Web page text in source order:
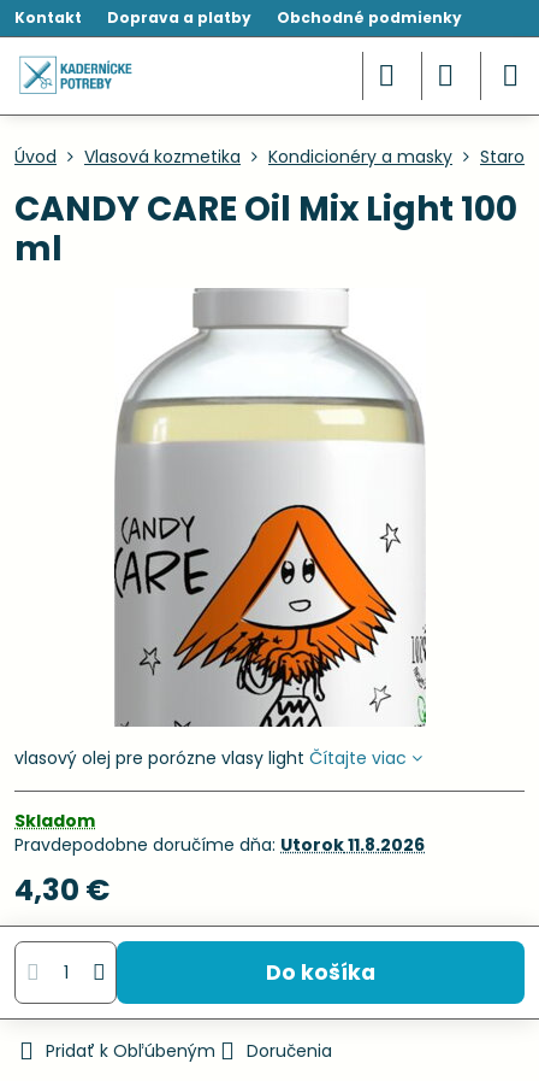
Kontakt Doprava a platby Obchodné podmienky
Úvod Vlasová kozmetika Kondicionéry a masky
CANDY CARE Oil Mix Light 100
ml
vlasový olej pre porózne vlasy light Čítajte viac
Skladom
Pravdepodobne doručíme dňa: Utorok11.8.2026
4,30 €
Do košíka
Pridať k Obľúbeným
Doručenia